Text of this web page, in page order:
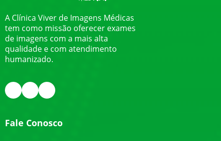
A Clínica Viver de Imagens Médicas
tem como missão oferecer exames
de imagens com a mais alta
qualidade e com atendimento
humanizado.
Fale Conosco